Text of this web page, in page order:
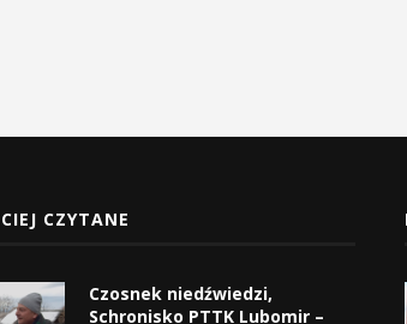
CZYTANE
Czosnek niedźwiedzi,
Schronisko PTTK Lubomir –